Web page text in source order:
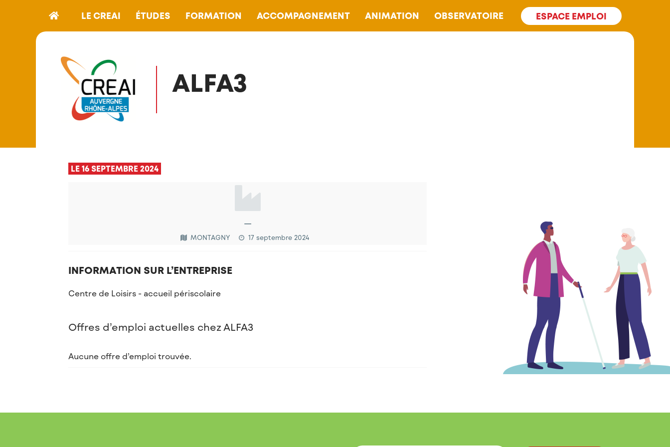
LE CREAI ÉTUDES FORMATION ACCOMPAGNEMENT ANIMATION OBSERVATOIRE ESPACE EMPLOI
ALFA3
LE 16 SEPTEMBRE 2024
—
MONTAGNY 17 septembre 2024
INFORMATION SUR L’ENTREPRISE
Centre de Loisirs - accueil périscolaire
Offres d’emploi actuelles chez ALFA3
Aucune offre d’emploi trouvée.